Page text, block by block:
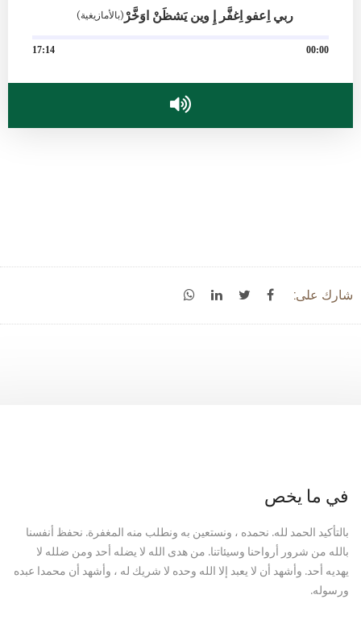
ربي اِعفو اِغفَّر إِ وين يَشظَنْ اوَخَّرْ (بالأمازيغية)
00:00
17:14
شارك على:
في ما يخص
بالتأكيد الحمد لله. نحمده ، ونستعين به ونطلب منه المغفرة. نحفظ أنفسنا
بالله من شرور أرواحنا وسيئاتنا. من هدى الله لا يضله أحد ومن ضلله لا
يهديه أحد. وأشهد أن لا يعبد إلا الله وحده لا شريك له ، وأشهد أن محمدا عبده
ورسوله.